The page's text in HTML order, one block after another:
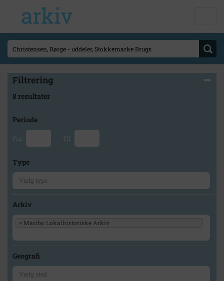
Filtrering
8 resultater
Periode
Fra Til
Type
Arkiv
× Maribo Lokalhistoriske Arkiv
Geografi